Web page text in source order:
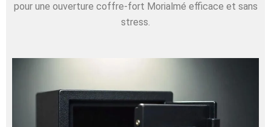
pour une ouverture coffre-fort Morialmé efficace et sans
stress.